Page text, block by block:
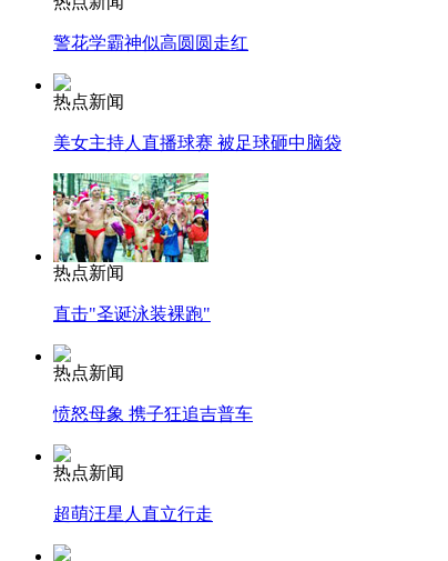
纽约上演“枕头大战”
警花学霸神似高圆圆走红
热点新闻
美女主持人直播球赛 被足球砸中脑袋
热点新闻
直击"圣诞泳装裸跑"
热点新闻
愤怒母象 携子狂追吉普车
热点新闻
超萌汪星人直立行走